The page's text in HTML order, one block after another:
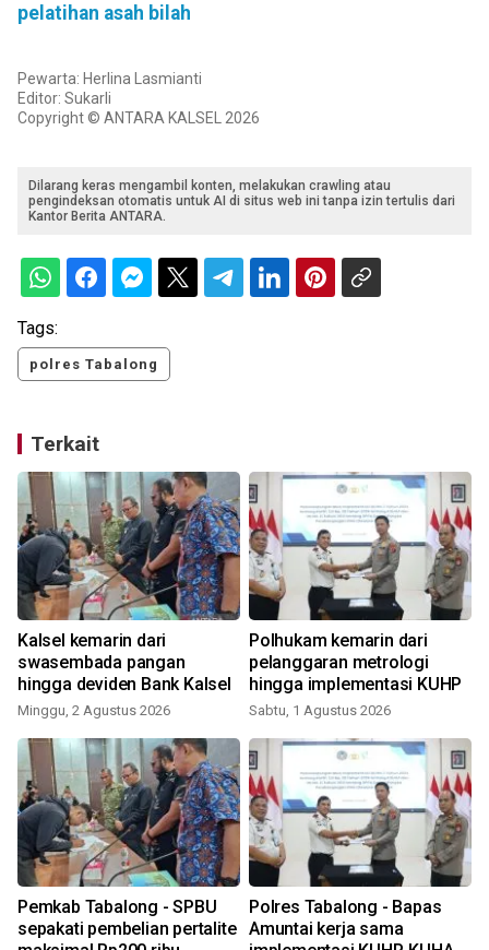
pelatihan asah bilah
Pewarta: Herlina Lasmianti
Editor: Sukarli
Copyright © ANTARA KALSEL 2026
Dilarang keras mengambil konten, melakukan crawling atau
pengindeksan otomatis untuk AI di situs web ini tanpa izin tertulis dari
Kantor Berita ANTARA.
Tags:
polres Tabalong
Terkait
Kalsel kemarin dari
swasembada pangan
hingga deviden Bank Kalsel
Minggu, 2 Agustus 2026
Polhukam kemarin dari
pelanggaran metrologi
hingga implementasi KUHP
Sabtu, 1 Agustus 2026
Pemkab Tabalong - SPBU
sepakati pembelian pertalite
Polres Tabalong - Bapas
Amuntai kerja sama